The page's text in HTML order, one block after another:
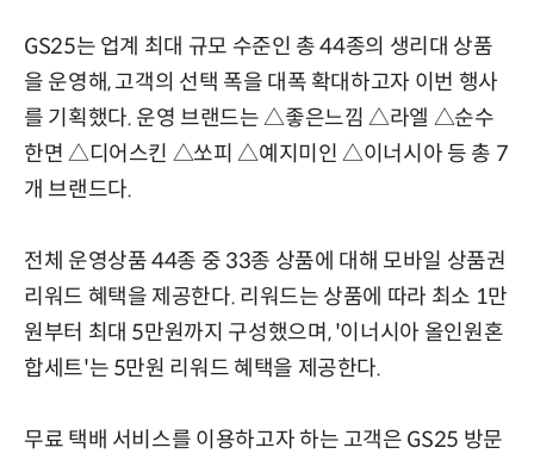
GS25는 업계 최대 규모 수준인 총 44종의 생리대 상품
을 운영해, 고객의 선택 폭을 대폭 확대하고자 이번 행사
를 기획했다. 운영 브랜드는 △좋은느낌 △라엘 △순수
한면 △디어스킨 △쏘피 △예지미인 △이너시아 등 총 7
개 브랜드다.
전체 운영상품 44종 중 33종 상품에 대해 모바일 상품권
리워드 혜택을 제공한다. 리워드는 상품에 따라 최소 1만
원부터 최대 5만원까지 구성했으며, '이너시아 올인원혼
합세트'는 5만원 리워드 혜택을 제공한다.
무료 택배 서비스를 이용하고자 하는 고객은 GS25 방문